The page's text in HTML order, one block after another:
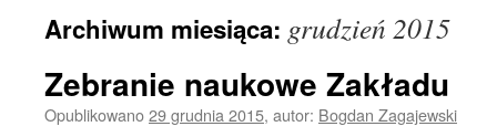
Archiwum miesiąca: grudzień 2015
Zebranie naukowe Zakładu
Opublikowano29 grudnia 2015, autor: Bogdan Zagajewski